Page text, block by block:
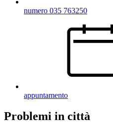
numero 035 763250
appuntamento
Problemi in città